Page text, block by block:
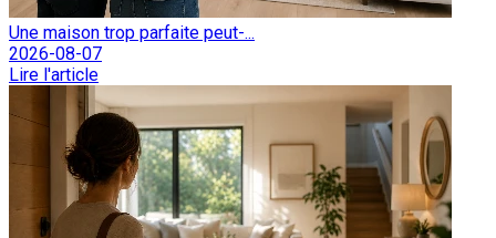
Une maison trop parfaite peut-...
2026-08-07
Lire l'article